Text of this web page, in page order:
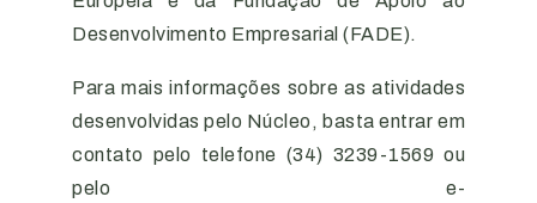
Desenvolvimento Empresarial (FADE).
Para mais informações sobre as atividades
desenvolvidas pelo Núcleo, basta entrar em
contato pelo telefone (34) 3239-1569 ou
pelo e-